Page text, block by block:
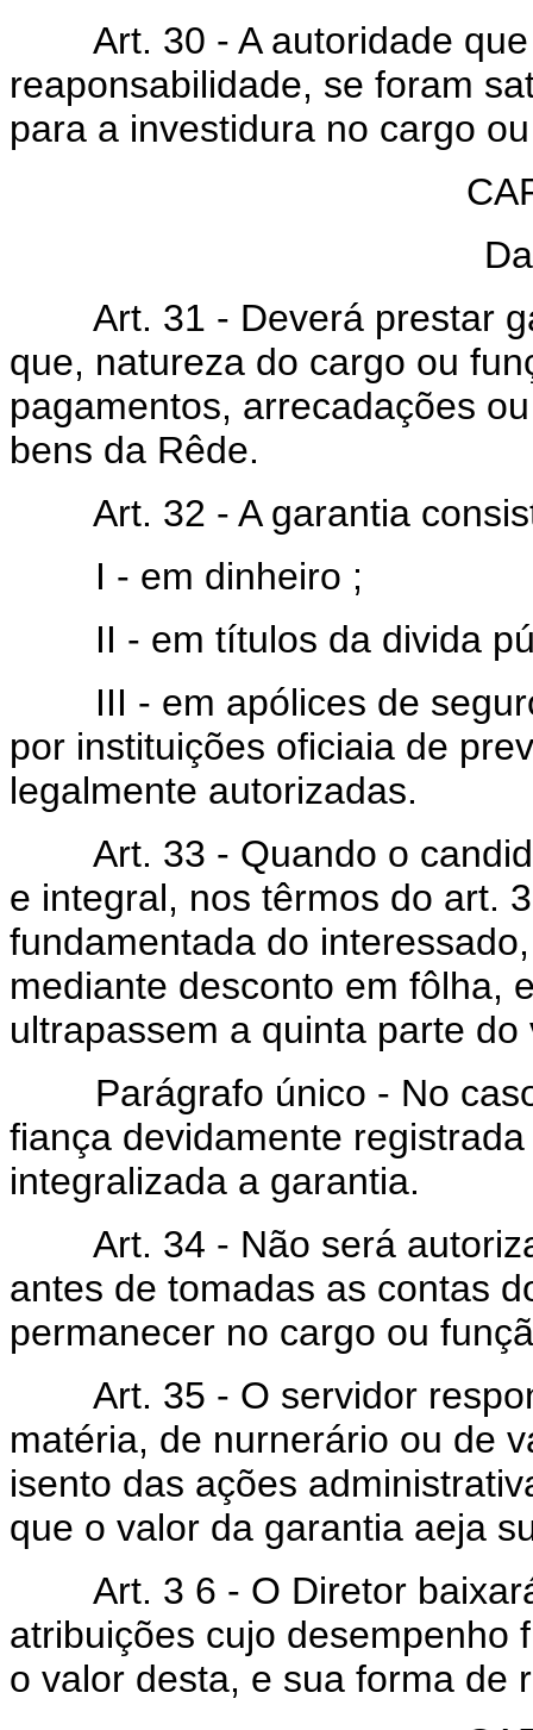
Art. 30 - A autoridade que
reaponsabilidade, se foram
para a investidura no cargo
Art. 31 - Deverá prestar
que, natureza do cargo ou
pagamentos, arrecadações
bens da Rêde.
Art. 32 - A garantia
I - em dinheiro ;
II - em títulos da divida
III - em apólices de
por instituições oficiaia de
legalmente autorizadas.
Art. 33 - Quando o
e integral, nos têrmos do art.
fundamentada do
mediante desconto em fôlha,
ultrapassem a quinta parte
Parágrafo único - No caso
fiança devidamente
integralizada a garantia.
Art. 34 - Não será
antes de tomadas as contas
permanecer no cargo ou
Art. 35 - O servidor
matéria, de nurnerário ou de
isento das ações
que o valor da garantia aeja
Art. 3 6 - O Diretor baixará
atribuições cujo desempenho
o valor desta, e sua forma de